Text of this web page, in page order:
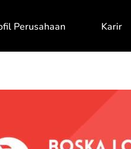
Perusahaan Karir